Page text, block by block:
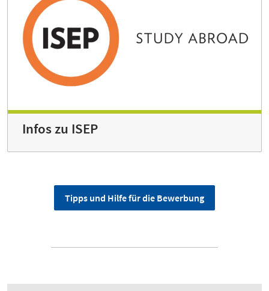
Infos zu ISEP
Tipps und Hilfe für die Bewerbung